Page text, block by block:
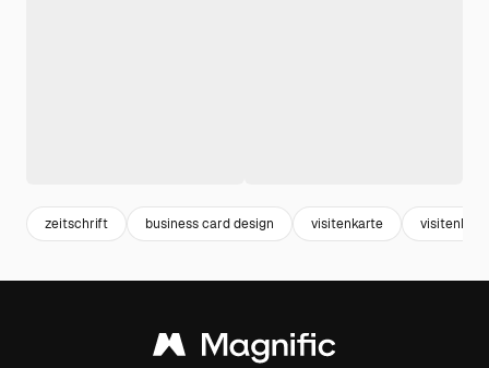
zeitschrift business card design visitenkarte